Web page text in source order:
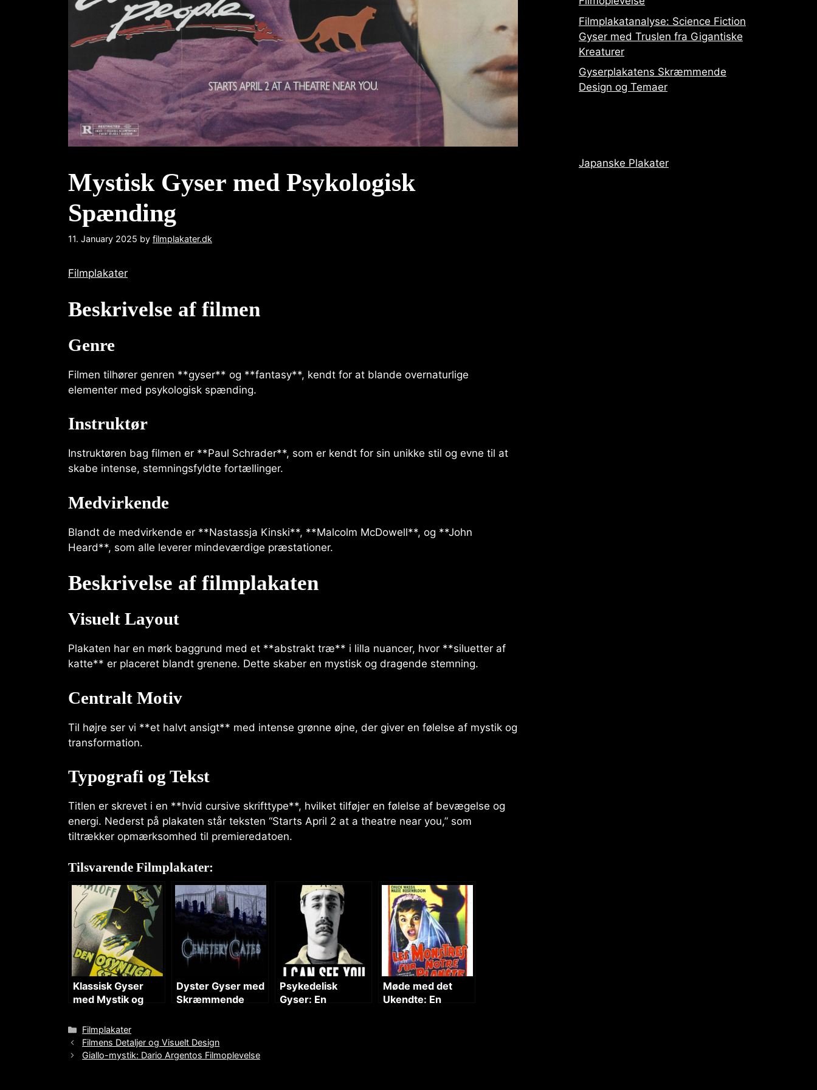
Mystisk Gyser med Psykologisk
Spænding
11. January 2025 by filmplakater.dk
Filmplakater
Beskrivelse af filmen
Genre
Filmen tilhører genren **gyser** og **fantasy**, kendt for at blande overnaturlige
elementer med psykologisk spænding.
Instruktør
Instruktøren bag filmen er **Paul Schrader**, som er kendt for sin unikke stil og evne til at
skabe intense, stemningsfyldte fortællinger.
Medvirkende
Blandt de medvirkende er **Nastassja Kinski**, **Malcolm McDowell**, og **John
Heard**, som alle leverer mindeværdige præstationer.
Beskrivelse af filmplakaten
Visuelt Layout
Plakaten har en mørk baggrund med et **abstrakt træ** i lilla nuancer, hvor **siluetter af
katte** er placeret blandt grenene. Dette skaber en mystisk og dragende stemning.
Centralt Motiv
Til højre ser vi **et halvt ansigt** med intense grønne øjne, der giver en følelse af mystik og
transformation.
Typografi og Tekst
Titlen er skrevet i en **hvid cursive skrifttype**, hvilket tilføjer en følelse af bevægelse og
energi. Nederst på plakaten står teksten “Starts April 2 at a theatre near you,” som
tiltrækker opmærksomhed til premieredatoen.
Tilsvarende Filmplakater:
Klassisk Gyser
med Mystik og
Dyster Gyser med
Skræmmende
Psykedelisk
Gyser: En
Møde med det
Ukendte: En
Categories
Filmplakater
Filmens Detaljer og Visuelt Design
Giallo-mystik: Dario Argentos Filmoplevelse
Filmplakatanalyse: Science Fiction
Gyser med Truslen fra Gigantiske
Kreaturer
Gyserplakatens Skræmmende
Design og Temaer
Japanske Plakater